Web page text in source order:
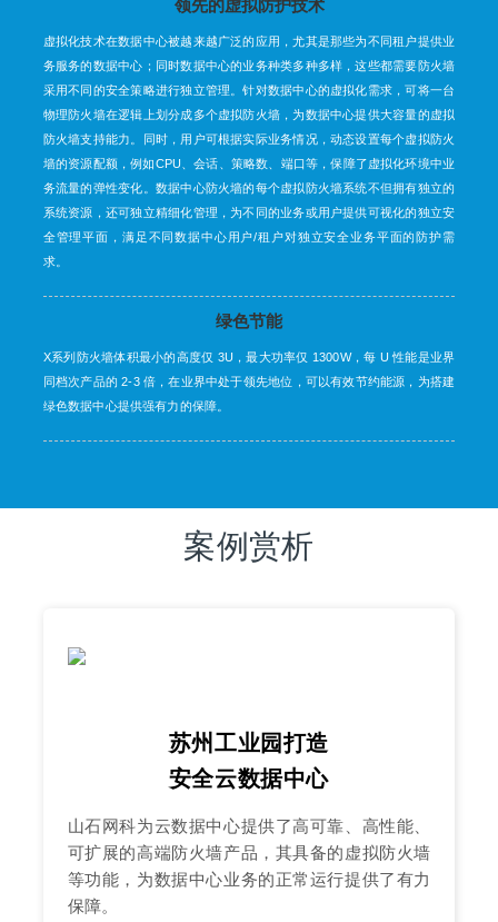
领先的虚拟防护技术
虚拟化技术在数据中心被越来越广泛的应用，尤其是那些为不同租户提供业
务服务的数据中心；同时数据中心的业务种类多种多样，这些都需要防火墙
采用不同的安全策略进行独立管理。针对数据中心的虚拟化需求，可将一台
物理防火墙在逻辑上划分成多个虚拟防火墙，为数据中心提供大容量的虚拟
防火墙支持能力。同时，用户可根据实际业务情况，动态设置每个虚拟防火
墙的资源配额，例如CPU、会话、策略数、端口等，保障了虚拟化环境中业
务流量的弹性变化。数据中心防火墙的每个虚拟防火墙系统不但拥有独立的
系统资源，还可独立精细化管理，为不同的业务或用户提供可视化的独立安
全管理平面，满足不同数据中心用户/租户对独立安全业务平面的防护需
求。
绿色节能
X系列防火墙体积最小的高度仅 3U，最大功率仅 1300W，每 U 性能是业界
同档次产品的 2-3 倍，在业界中处于领先地位，可以有效节约能源，为搭建
绿色数据中心提供强有力的保障。
案例赏析
苏州工业园打造
安全云数据中心
山石网科为云数据中心提供了高可靠、高性能、
可扩展的高端防火墙产品，其具备的虚拟防火墙
等功能，为数据中心业务的正常运行提供了有力
保障。